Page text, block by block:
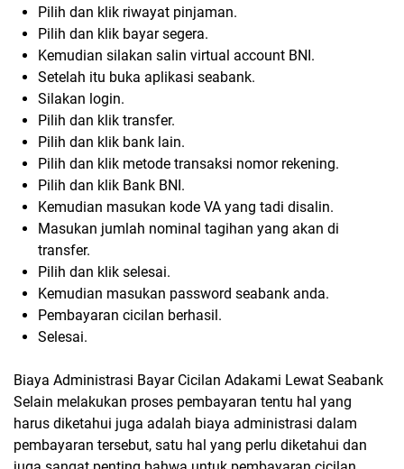
Pilih dan klik riwayat pinjaman.
Pilih dan klik bayar segera.
Kemudian silakan salin virtual account BNI.
Setelah itu buka aplikasi seabank.
Silakan login.
Pilih dan klik transfer.
Pilih dan klik bank lain.
Pilih dan klik metode transaksi nomor rekening.
Pilih dan klik Bank BNI.
Kemudian masukan kode VA yang tadi disalin.
Masukan jumlah nominal tagihan yang akan di
transfer.
Pilih dan klik selesai.
Kemudian masukan password seabank anda.
Pembayaran cicilan berhasil.
Selesai.
Biaya Administrasi Bayar Cicilan Adakami Lewat Seabank
Selain melakukan proses pembayaran tentu hal yang
harus diketahui juga adalah biaya administrasi dalam
pembayaran tersebut, satu hal yang perlu diketahui dan